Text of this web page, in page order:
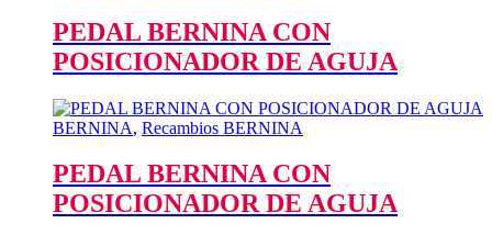
PEDAL BERNINA CON
POSICIONADOR DE AGUJA
BERNINA, Recambios BERNINA
PEDAL BERNINA CON
POSICIONADOR DE AGUJA